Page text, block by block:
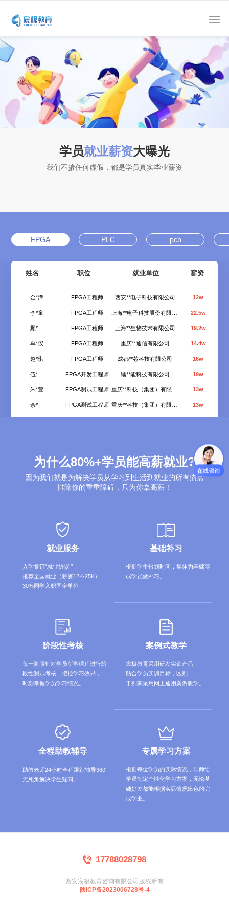
学员就业薪资大曝光
我们不掺任何虚假，都是学员真实毕业薪资
FPGA PLC pcb
姓名 职位 就业单位 薪资
金*潭 FPGA工程师 西安**电子科技有限公司 12w
李*童 FPGA工程师 22.5w
顾* FPGA工程师 上海**生物技术有限公司 19.2w
牟*仪 FPGA工程师 重庆**通信有限公司 14.4w
赵*琪 FPGA工程师 成都**芯科技有限公司 16w
伍* FPGA开发工程师 镭**能科技有限公司 19w
朱*萱 FPGA测试工程师 13w
余* FPGA测试工程师 13w
廖*杨 FPGA工程师 中**电子 19w
14w
刘* FPGA工程师 成都**达电子科技有限公司 11w
颜* FPGA工程师 重庆**半导体研究院有限公司 15w
为什么80%+学员能高薪就业?
因为我们就是为解决学员从学习到生活到就业的所有痛点
排除你的重重障碍，只为你拿高薪！
就业服务
入学签订“就业协议 ”，
推荐全国就业（薪资12K-25K）
30%同学入职国企单位
基础补习
根据学生报到时间，集体为基础薄
弱学员做补习。
阶段性考核
每一阶段针对学员所学课程进行阶
段性测试考核，把控学习效果，
时刻掌握学员学习情况。
案例式教学
宸极教育采用研发实训产品，
贴合学员实训目标，区别
于别家采用网上通用案例教学。
全程助教辅导
助教老师24小时全程跟踪辅导360°
无死角解决学生疑问。
专属学习方案
根据每位学员的实际情况，导师给
学员制定个性化学习方案，无论基
础好差都能根据实际情况出色的完
成学业。
17788028798
西安宸极教育咨询有限公司版权所有
陕ICP备2023006728号-4